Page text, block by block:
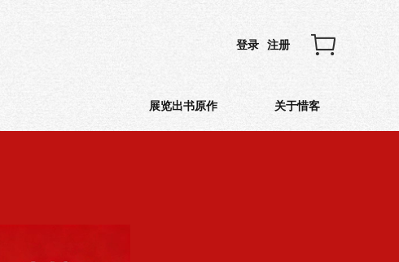
登录 注册
展览出书原作 关于惜客